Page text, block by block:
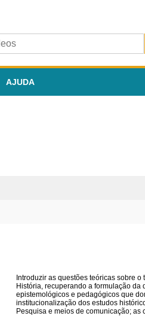
AJUDA
Introduzir as questões teóricas sobre
História, recuperando a formulação
epistemológicos e pedagógicos que
institucionalização dos estudos
Pesquisa e meios de comunicação; as